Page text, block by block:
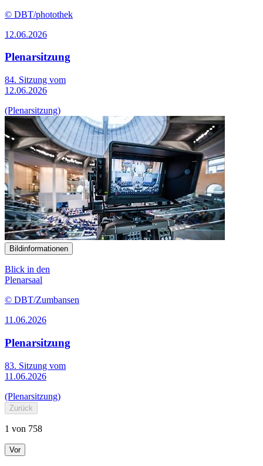
© DBT/photothek
12.06.2026
Plenarsitzung
84. Sitzung vom
12.06.2026
(Plenarsitzung)
Bildinformationen
Blick in den
Plenarsaal
© DBT/Zumbansen
11.06.2026
Plenarsitzung
83. Sitzung vom
11.06.2026
(Plenarsitzung)
Zurück
1 von 758
Vor